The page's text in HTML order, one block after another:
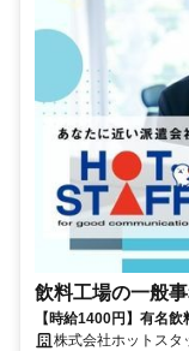
飲料工場の一般
【時給1400円】有名
せる職場♪
株式会社ホットスタ